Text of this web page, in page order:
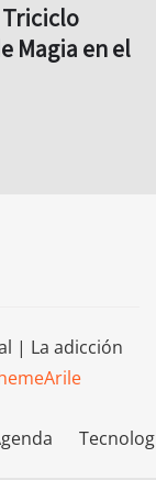
Triciclo
Magia en el
| La adicción